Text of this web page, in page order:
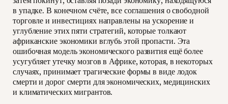
в упадке. В конечном счёте, все соглашения о свободной
торговле и инвестициях направлены на ускорение и
углубление этих пяти стратегий, которые толкают
африканские экономики вглубь этой пропасти. Эта
ошибочная модель экономического развития ещё более
усугубляет утечку мозгов в Африке, которая, в некоторых
случаях, принимает трагические формы в виде лодок
смерти и дорог смерти для экономических, медицинских
и климатических мигрантов.